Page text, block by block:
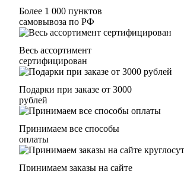
Более 1 000 пунктов
самовывоза по РФ
Весь ассортимент
сертифицирован
Подарки при заказе от 3000
рублей
Принимаем все способы
оплаты
Принимаем заказы на сайте